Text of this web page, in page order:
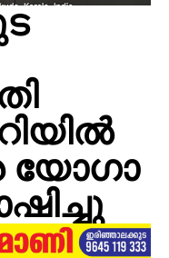
യോഗാ